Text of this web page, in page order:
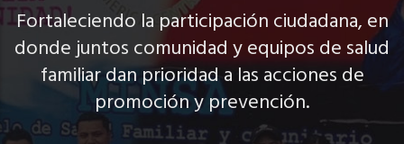
Fortaleciendo la participación ciudadana, en
donde juntos comunidad y equipos de salud
familiar dan prioridad a las acciones de
promoción y prevención.